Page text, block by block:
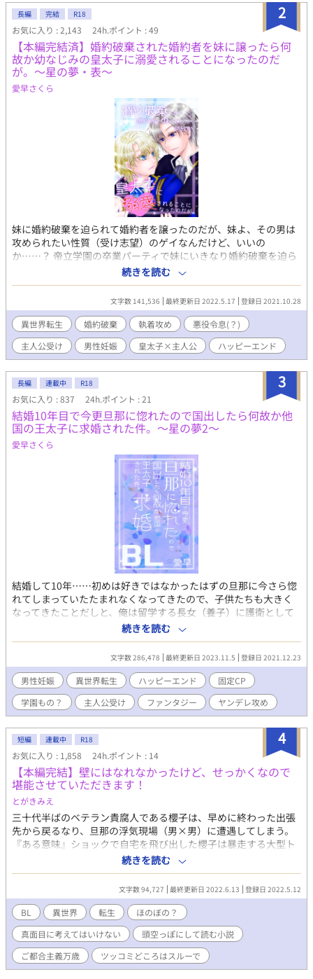
2
長編 完結 R18
お気に入り : 2,143 24h.ポイント : 49
【本編完結済】婚約破棄された婚約者を妹に譲ったら何
故か幼なじみの皇太子に溺愛されることになったのだ
が。～星の夢・表～
愛早さくら
妹に婚約破棄を迫られて婚約者を譲ったのだが、妹よ、その男は
攻められたい性質（受け志望）のゲイなんだけど、いいの
か……？ 帝立学園の卒業パーティで妹にいきなり婚約破棄を迫ら
れた俺は、しかし、正直、助かったと思っていた。 何故なら、婚
約者とは性的嗜好が合わなかったから……だって俺も攻められた
い性質（受け）なんだよ！ それに俺は知っていた。この世界が前
世でプレイしたことのある乙女ゲーの世界であると。 そして俺は
ヒロインである妹をいじめる兄の悪役令息……なのだが、産まれ
た妹が可愛すぎて散々甘やかした結果、ヒロインであるはずの妹
の方が、俺のものばかり欲しがる、悪役令嬢のような性格に育っ
てしまった……あれ？ その上、卒業後、予め決まっていた通り、
皇太子の補佐として皇宮に出仕したら、親友で幼なじみでもある
皇太子に口説かれた上、そのまま強引に美味しく頂かれてしまっ
て？！なにがどうしてこうなった！ このままだと近いうちに、俺
が望めばすぐにでも妊娠してしまう－－戸惑う俺はこれから一体
どうなってしまうのかーー実は腹黒だった溺愛執着系皇太子に絡
め取られた、乙女ゲーの悪役令息だったはずの俺のお話。 ・男性
妊娠も可能な魔力とか魔術とか魔法とかがある世界です。オチ
（？）もソコの予定です。 ・R18展開は後半の予定。 ・R18描写
があるお話にはタイトルの頭に*を付けます。（3-6とかの数字の
前。 ・ちゅーまでしか行ってなくても前戯ならR18に含みます。
・なお、*の多くは全部ぶっ飛ばしても物語的に意味は通じるよう
になっていると思います、苦手な方は全部ぶっ飛ばしてくださ
い。（3-17と4-14以降は飛ばすとわかりにくくなるかもしれませ
ん。他は多分大丈夫。 ・ありがちな異世界学園悪役令嬢婚約破棄
モノを全部ちゃんぽんしてBLでお届けします。 ・時折、文体のせ
いもあってか不穏な雰囲気が漂うこともありますが、概ね全部気
のせいです。 ・微ざまぁ的な展開も無くはないですが、そこまで
心底悪い悪人なんて出てこない平和な世界で固定CP、モブレ等の
痛い展開もほとんどない、頭の中お花畑、ご都合主義万歳☆なハ
ッピーハッピー☆☆☆で、ハピエン確定のお話なので安心してお
楽しみください。
続きを読む
文字数 141,536 最終更新日 2022.5.17 登録日 2021.10.28
異世界転生 婚約破棄 執着攻め
悪役令息(？)
主人公受け
男性妊娠 皇太子×主人公 ハッピーエンド
3
長編 連載中 R18
お気に入り : 837 24h.ポイント : 21
結婚10年目で今更旦那に惚れたので国出したら何故か他
国の王太子に求婚された件。～星の夢2～
愛早さくら
結婚して10年……初めは好きではなかったはずの旦那に今さら惚
れてしまっていたたまれなくなってきたので、子供たちも大きく
なってきたことだしと、俺は留学する長女（養子）に護衛として
着いていって……――つまり国出することにした。もちろん、旦
那には内緒で！ 主人公のティアリィが、今更な恋心耐えきれなく
なってきた頃、養子にした長女のピオラが嫁ぐ予定の国へと留学
することになった。 心配でもあるしちょうどいいと旦那に内緒で
護衛に扮して着いていくことにして……――何故か年甲斐もなく
学生生活を送る羽目に！ その上、他国人でありながら国を揺るが
す陰謀に巻き込まれていって？！ 果たしてティアリィは無事に旦
那の元へ帰れるのか？ また、ピオラの婚姻は？ ・過去作「婚約破
棄された婚約者を妹に譲ったら何故か幼なじみの皇太子に溺愛さ
れることになったのだが。」及び「悪役令息？だったらしい初恋
の幼なじみをせっかく絡めとったのに何故か殺しかけてしまった
僕の話。」の10年後の話です。※この2本は視点が違うだけで同
じお話。 ・上記2本と違い、今回は視点がころころ変わる予定で
す。 ・本文も一人称と三人称が混在するかも。 ・他国に嫁ぐ前提
で嫁ぎ先の国へ留学するピオラに黙って無許可に着いていったテ
ィアリィが他国で無双する話。になる予定。 ・もちろん殿下に了
承なんて得てない。 ・何故かピオラの婚約者予定の留学先の王太
子に惚れられる。 ・男性妊娠も可能な魔力とか魔術とか魔法とか
がある世界です。 ・主人公のティアリィは養子含めて5人の子持
ち。 ・相変わらずのありがちな異世界学園悪役令嬢婚約破棄モノ
（？）になります。 ・微ざまぁ的な展開も無くはないですが、そ
こまで心底悪い悪人なんて出てこない平和な世界で固定CP、モブ
レ等の痛い展開もほとんどない、頭の中お花畑、ご都合主義万歳
☆なハッピーハッピー☆☆☆で、ハピエン確定のお話なので安心
してお楽しみください。 ・プロポーズしてくる王太子は当て馬で
旦那とは別れません、固定CPです。 ・R18描写があるお話にはタ
イトルの頭に*を付けます。
続きを読む
文字数 286,478 最終更新日 2023.11.5 登録日 2021.12.23
男性妊娠 異世界転生 ハッピーエンド
固定CP
学園もの？
主人公受け ファンタジー ヤンデレ攻め
4
短編 連載中 R18
お気に入り : 1,858 24h.ポイント : 14
【本編完結】壁にはなれなかったけど、せっかくなので
堪能させていただきます！
とがきみえ
三十代半ばのベテラン貴腐人である櫻子は、早めに終わった出張
先から戻るなり、旦那の浮気現場（男×男）に遭遇してしまう。
『ある意味』ショックで自宅を飛び出した櫻子は暴走する大型ト
ラックに撥ねられ、気づいたら赤ん坊に転生していた。 神様、腐
神様、ありがとうございます。 壁に生まれ変わることはできませ
んでしたが、私の生まれ変わったこの世界、はっきり言って最&高
です。 ※本編完結しました。 ※不定期更新です
続きを読む
文字数 94,727 最終更新日 2022.6.13 登録日 2022.5.12
BL 異世界 転生
ほのぼの？
真面目に考えてはいけない
頭空っぽにして読む小説
ご都合主義万歳
ツッコミどころはスルーで